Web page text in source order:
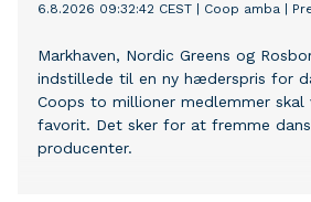
6.8.2026 09:32:42 CEST Coop amba
Markhaven, Nordic Greens og
indstillede til en ny hæderspris for
Coops to millioner medlemmer skal
favorit. Det sker for at fremme
producenter.